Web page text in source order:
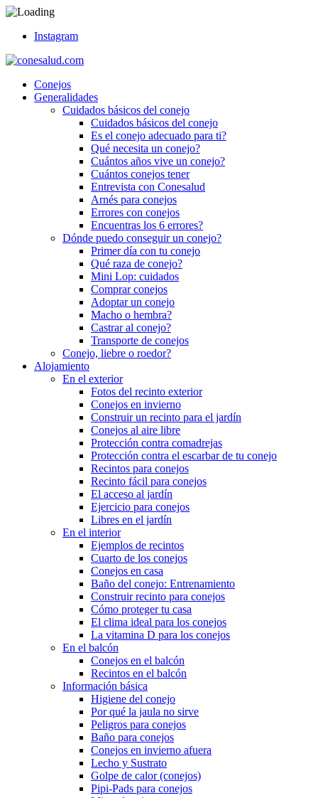
Instagram
Conejos
Generalidades
Cuidados básicos del conejo
Cuidados básicos del conejo
Es el conejo adecuado para ti?
Qué necesita un conejo?
Cuántos años vive un conejo?
Cuántos conejos tener
Entrevista con Conesalud
Arnés para conejos
Errores con conejos
Encuentras los 6 errores?
Dónde puedo conseguir un conejo?
Primer día con tu conejo
Qué raza de conejo?
Mini Lop: cuidados
Comprar conejos
Adoptar un conejo
Macho o hembra?
Castrar al conejo?
Transporte de conejos
Conejo, liebre o roedor?
Alojamiento
En el exterior
Fotos del recinto exterior
Conejos en invierno
Construir un recinto para el jardín
Conejos al aire libre
Protección contra comadrejas
Protección contra el escarbar de tu conejo
Recintos para conejos
Recinto fácil para conejos
El acceso al jardín
Ejercicio para conejos
Libres en el jardín
En el interior
Ejemplos de recintos
Cuarto de los conejos
Conejos en casa
Baño del conejo: Entrenamiento
Construir recinto para conejos
Cómo proteger tu casa
El clima ideal para los conejos
La vitamina D para los conejos
En el balcón
Conejos en el balcón
Recintos en el balcón
Información básica
Higiene del conejo
Por qué la jaula no sirve
Peligros para conejos
Baño para conejos
Conejos en invierno afuera
Lecho y Sustrato
Golpe de calor (conejos)
Pipi-Pads para conejos